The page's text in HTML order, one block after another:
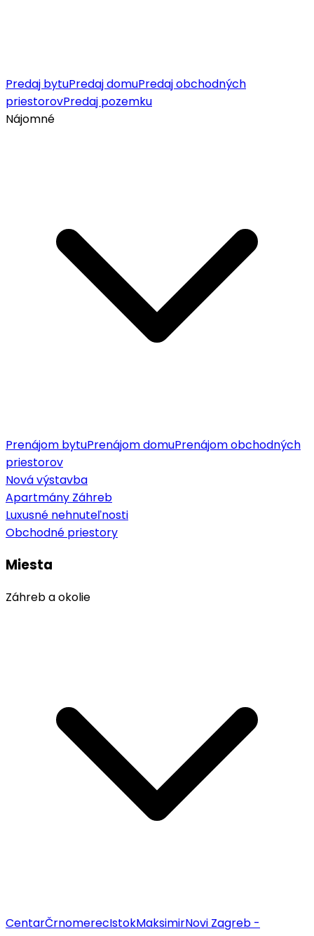
Predaj bytuPredaj domuPredaj obchodných
priestorovPredaj pozemku
Nájomné
Prenájom bytuPrenájom domuPrenájom obchodných
priestorov
Nová výstavba
Apartmány Záhreb
Luxusné nehnuteľnosti
Obchodné priestory
Miesta
Záhreb a okolie
CentarČrnomerecIstokMaksimirNovi Zagreb -